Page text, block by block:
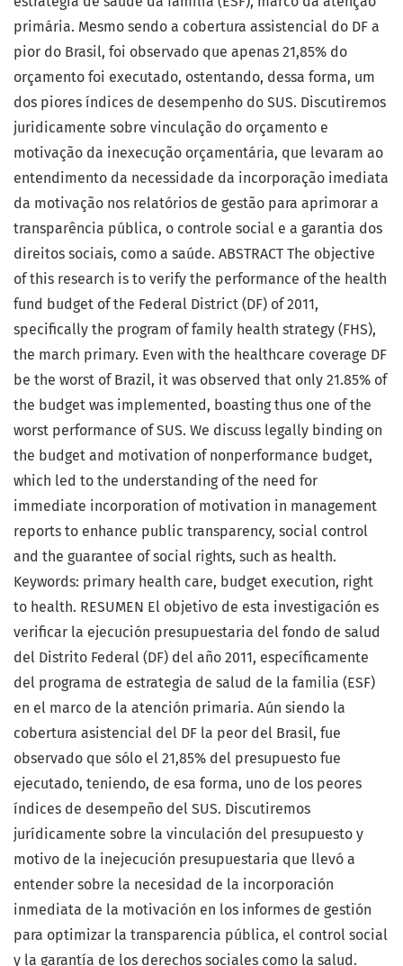
primária. Mesmo sendo a cobertura assistencial do DF a
pior do Brasil, foi observado que apenas 21,85% do
orçamento foi executado, ostentando, dessa forma, um
dos piores índices de desempenho do SUS. Discutiremos
juridicamente sobre vinculação do orçamento e
motivação da inexecução orçamentária, que levaram ao
entendimento da necessidade da incorporação imediata
da motivação nos relatórios de gestão para aprimorar a
transparência pública, o controle social e a garantia dos
direitos sociais, como a saúde. ABSTRACT The objective
of this research is to verify the performance of the health
fund budget of the Federal District (DF) of 2011,
specifically the program of family health strategy (FHS),
the march primary. Even with the healthcare coverage DF
be the worst of Brazil, it was observed that only 21.85% of
the budget was implemented, boasting thus one of the
worst performance of SUS. We discuss legally binding on
the budget and motivation of nonperformance budget,
which led to the understanding of the need for
immediate incorporation of motivation in management
reports to enhance public transparency, social control
and the guarantee of social rights, such as health.
Keywords: primary health care, budget execution, right
to health. RESUMEN El objetivo de esta investigación es
verificar la ejecución presupuestaria del fondo de salud
del Distrito Federal (DF) del año 2011, específicamente
del programa de estrategia de salud de la familia (ESF)
en el marco de la atención primaria. Aún siendo la
cobertura asistencial del DF la peor del Brasil, fue
observado que sólo el 21,85% del presupuesto fue
ejecutado, teniendo, de esa forma, uno de los peores
índices de desempeño del SUS. Discutiremos
jurídicamente sobre la vinculación del presupuesto y
motivo de la inejecución presupuestaria que llevó a
entender sobre la necesidad de la incorporación
inmediata de la motivación en los informes de gestión
para optimizar la transparencia pública, el control social
y la garantía de los derechos sociales como la salud.